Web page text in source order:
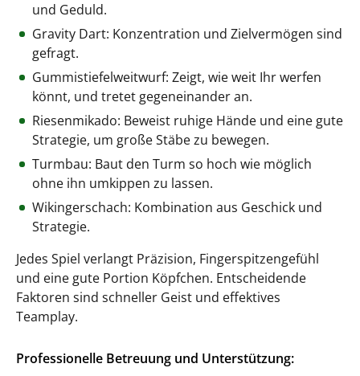
und Geduld.
Gravity Dart: Konzentration und Zielvermögen sind
gefragt.
Gummistiefelweitwurf: Zeigt, wie weit Ihr werfen
könnt, und tretet gegeneinander an.
Riesenmikado: Beweist ruhige Hände und eine gute
Strategie, um große Stäbe zu bewegen.
Turmbau: Baut den Turm so hoch wie möglich
ohne ihn umkippen zu lassen.
Wikingerschach: Kombination aus Geschick und
Strategie.
Jedes Spiel verlangt Präzision, Fingerspitzengefühl
und eine gute Portion Köpfchen. Entscheidende
Faktoren sind schneller Geist und effektives
Teamplay.
Professionelle Betreuung und Unterstützung: